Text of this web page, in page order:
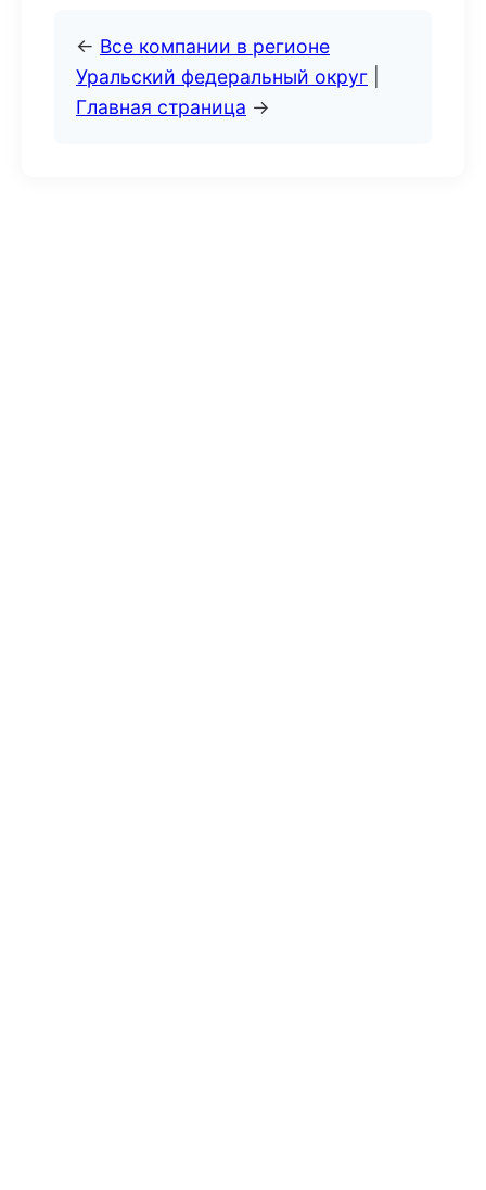
← Все компании в регионе
Уральский федеральный округ
Главная страница →